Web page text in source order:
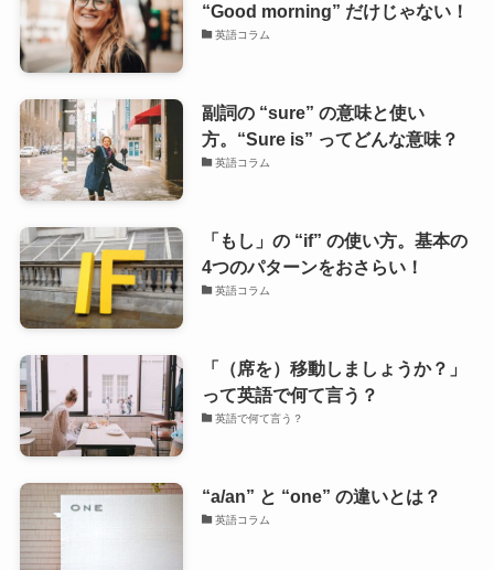
“Good morning” だけじゃない！
英語コラム
副詞の “sure” の意味と使い
方。“Sure is” ってどんな意味？
英語コラム
「もし」の “if” の使い方。基本の
4つのパターンをおさらい！
英語コラム
「（席を）移動しましょうか？」
って英語で何て言う？
英語で何て言う？
“a/an” と “one” の違いとは？
英語コラム